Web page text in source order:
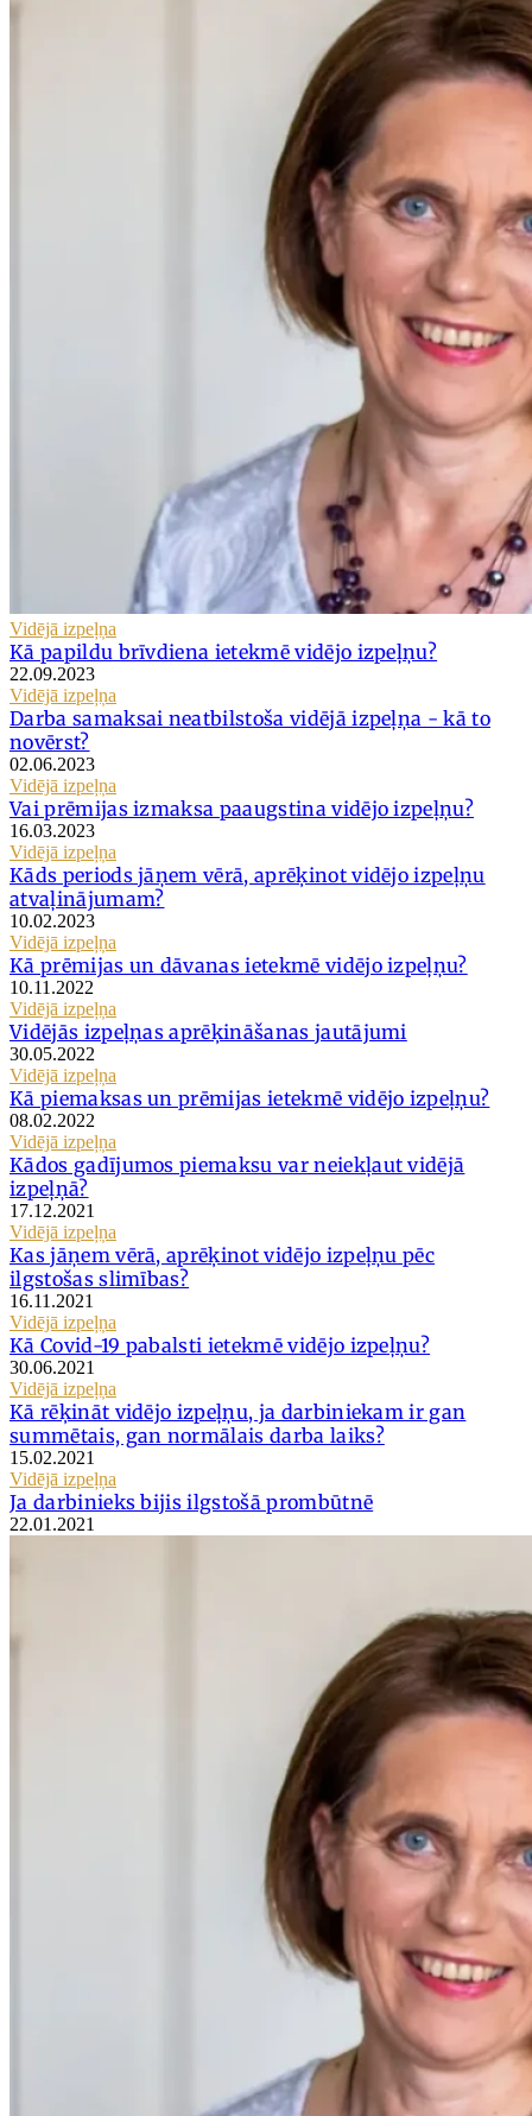
Vidējā izpeļņa
Kā papildu brīvdiena ietekmē vidējo izpeļņu?
22.09.2023
Vidējā izpeļņa
Darba samaksai neatbilstoša vidējā izpeļņa - kā to
novērst?
02.06.2023
Vidējā izpeļņa
Vai prēmijas izmaksa paaugstina vidējo izpeļņu?
16.03.2023
Vidējā izpeļņa
Kāds periods jāņem vērā, aprēķinot vidējo izpeļņu
atvaļinājumam?
10.02.2023
Vidējā izpeļņa
Kā prēmijas un dāvanas ietekmē vidējo izpeļņu?
10.11.2022
Vidējā izpeļņa
Vidējās izpeļņas aprēķināšanas jautājumi
30.05.2022
Vidējā izpeļņa
Kā piemaksas un prēmijas ietekmē vidējo izpeļņu?
08.02.2022
Vidējā izpeļņa
Kādos gadījumos piemaksu var neiekļaut vidējā
izpeļņā?
17.12.2021
Vidējā izpeļņa
Kas jāņem vērā, aprēķinot vidējo izpeļņu pēc
ilgstošas slimības?
16.11.2021
Vidējā izpeļņa
Kā Covid-19 pabalsti ietekmē vidējo izpeļņu?
30.06.2021
Vidējā izpeļņa
Kā rēķināt vidējo izpeļņu, ja darbiniekam ir gan
summētais, gan normālais darba laiks?
15.02.2021
Vidējā izpeļņa
Ja darbinieks bijis ilgstošā prombūtnē
22.01.2021